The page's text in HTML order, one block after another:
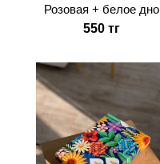
Розовая + белое дно
550 тг